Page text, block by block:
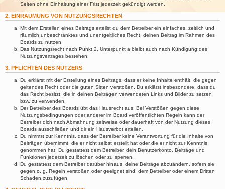
Seiten ohne Einhaltung einer Frist jederzeit gekündigt werden.
2. EINRÄUMUNG VON NUTZUNGSRECHTEN
Mit dem Erstellen eines Beitrags erteilst du dem Betreiber ein einfaches, zeitlich und
räumlich unbeschränktes und unentgeltliches Recht, deinen Beitrag im Rahmen des
Boards zu nutzen.
Das Nutzungsrecht nach Punkt 2, Unterpunkt a bleibt auch nach Kündigung des
Nutzungsvertrages bestehen.
3. PFLICHTEN DES NUTZERS
Du erklärst mit der Erstellung eines Beitrags, dass er keine Inhalte enthält, die gegen
geltendes Recht oder die guten Sitten verstoßen. Du erklärst insbesondere, dass du
das Recht besitzt, die in deinen Beiträgen verwendeten Links und Bilder zu setzen
bzw. zu verwenden.
Der Betreiber des Boards übt das Hausrecht aus. Bei Verstößen gegen diese
Nutzungsbedingungen oder anderer im Board veröffentlichten Regeln kann der
Betreiber dich nach Abmahnung zeitweise oder dauerhaft von der Nutzung dieses
Boards ausschließen und dir ein Hausverbot erteilen.
Du nimmst zur Kenntnis, dass der Betreiber keine Verantwortung für die Inhalte von
Beiträgen übernimmt, die er nicht selbst erstellt hat oder die er nicht zur Kenntnis
genommen hat. Du gestattest dem Betreiber, dein Benutzerkonto, Beiträge und
Funktionen jederzeit zu löschen oder zu sperren.
Du gestattest dem Betreiber darüber hinaus, deine Beiträge abzuändern, sofern sie
gegen o. g. Regeln verstoßen oder geeignet sind, dem Betreiber oder einem Dritten
Schaden zuzufügen.